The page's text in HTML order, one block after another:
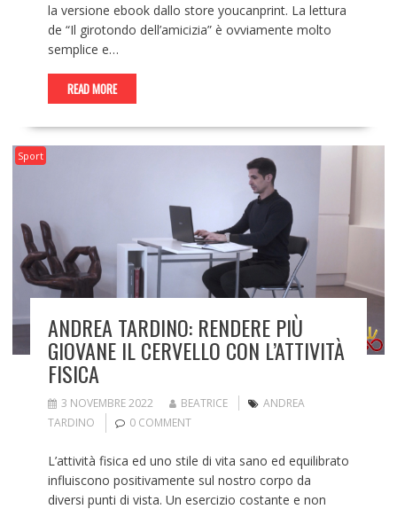
la versione ebook dallo store youcanprint. La lettura
de “Il girotondo dell’amicizia” è ovviamente molto
semplice e…
READ MORE
Sport
ANDREA TARDINO: RENDERE PIÙ
GIOVANE IL CERVELLO CON L’ATTIVITÀ
FISICA
3 NOVEMBRE 2022 BEATRICE
ANDREA
TARDINO
0 COMMENT
L’attività fisica ed uno stile di vita sano ed equilibrato
influiscono positivamente sul nostro corpo da
diversi punti di vista. Un esercizio costante e non